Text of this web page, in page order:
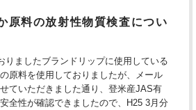
原料の放射性物質検査につい
りましたブランドリップに使用している
原料を使用しておりましたが、メール
ていただきました通り、登米産JAS有
全性が確認できましたので、H25 3月分